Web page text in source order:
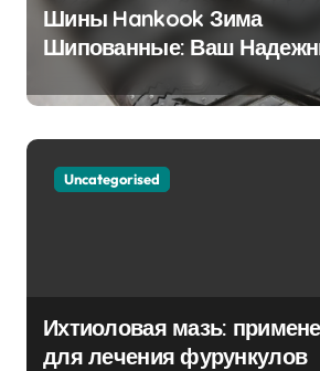
Шины Hankook Зима
Шипованные: Ваш
Партнёр на Снежных
Uncategorised
Ихтиоловая мазь:
для лечения фурункулов